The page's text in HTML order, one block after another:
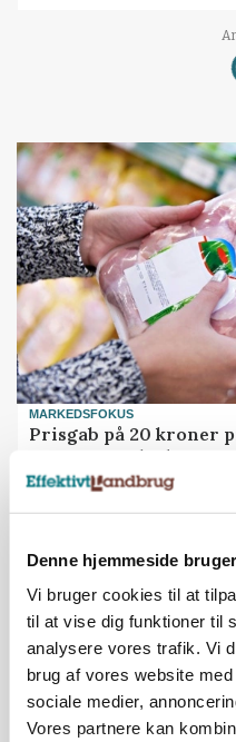
Denne hjemmeside
Vi bruger cookies til at
til at vise dig funktioner til
analysere vores trafik. Vi
brug af vores website
sociale medier,
Vores partnere kan
MARKEDSFOKUS
Prisgab på 20 kroner
presser markedet